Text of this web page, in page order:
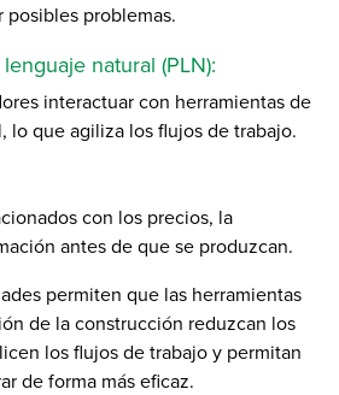
problemas.
natural (PLN):
interactuar con herramientas de
lo que agiliza los flujos de trabajo.
con los precios, la
antes de que se produzcan.
permiten que las herramientas
de la construcción reduzcan los
los flujos de trabajo y permitan
de forma más eficaz.